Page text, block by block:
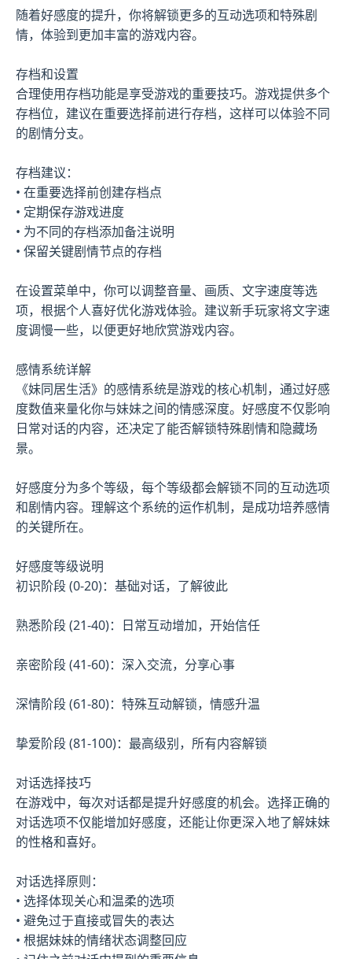
随着好感度的提升，你将解锁更多的互动选项和特殊剧
情，体验到更加丰富的游戏内容。
存档和设置
合理使用存档功能是享受游戏的重要技巧。游戏提供多个
存档位，建议在重要选择前进行存档，这样可以体验不同
的剧情分支。
存档建议：
• 在重要选择前创建存档点
• 定期保存游戏进度
• 为不同的存档添加备注说明
• 保留关键剧情节点的存档
在设置菜单中，你可以调整音量、画质、文字速度等选
项，根据个人喜好优化游戏体验。建议新手玩家将文字速
度调慢一些，以便更好地欣赏游戏内容。
感情系统详解
《妹同居生活》的感情系统是游戏的核心机制，通过好感
度数值来量化你与妹妹之间的情感深度。好感度不仅影响
日常对话的内容，还决定了能否解锁特殊剧情和隐藏场
景。
好感度分为多个等级，每个等级都会解锁不同的互动选项
和剧情内容。理解这个系统的运作机制，是成功培养感情
的关键所在。
好感度等级说明
初识阶段 (0-20)：基础对话，了解彼此
熟悉阶段 (21-40)：日常互动增加，开始信任
亲密阶段 (41-60)：深入交流，分享心事
深情阶段 (61-80)：特殊互动解锁，情感升温
挚爱阶段 (81-100)：最高级别，所有内容解锁
对话选择技巧
在游戏中，每次对话都是提升好感度的机会。选择正确的
对话选项不仅能增加好感度，还能让你更深入地了解妹妹
的性格和喜好。
对话选择原则：
• 选择体现关心和温柔的选项
• 避免过于直接或冒失的表达
• 根据妹妹的情绪状态调整回应